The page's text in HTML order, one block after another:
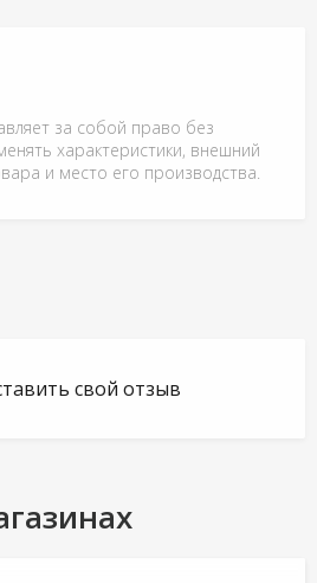
за собой право без
характеристики, внешний
и место его производства.
свой отзыв